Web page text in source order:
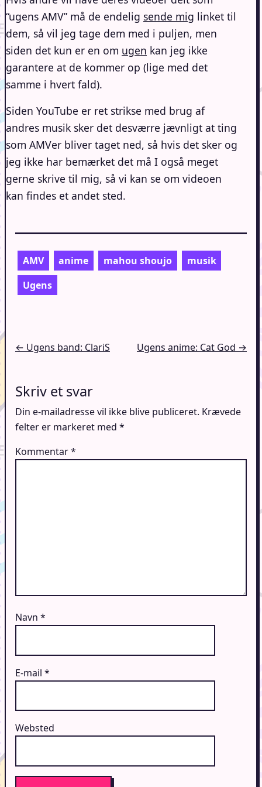
“ugens AMV” må de endelig sende mig linket til
dem, så vil jeg tage dem med i puljen, men
siden det kun er en om ugen kan jeg ikke
garantere at de kommer op (lige med det
samme i hvert fald).
Siden YouTube er ret strikse med brug af
andres musik sker det desværre jævnligt at ting
som AMVer bliver taget ned, så hvis det sker og
jeg ikke har bemærket det må I også meget
gerne skrive til mig, så vi kan se om videoen
kan findes et andet sted.
AMV anime mahou shoujo
musik
Ugens
Indlægsnavigation
← Ugens band: ClariS Ugens anime: Cat God →
Skriv et svar
Din e-mailadresse vil ikke blive publiceret. Krævede
felter er markeret med *
Kommentar*
Navn *
E-mail *
Websted